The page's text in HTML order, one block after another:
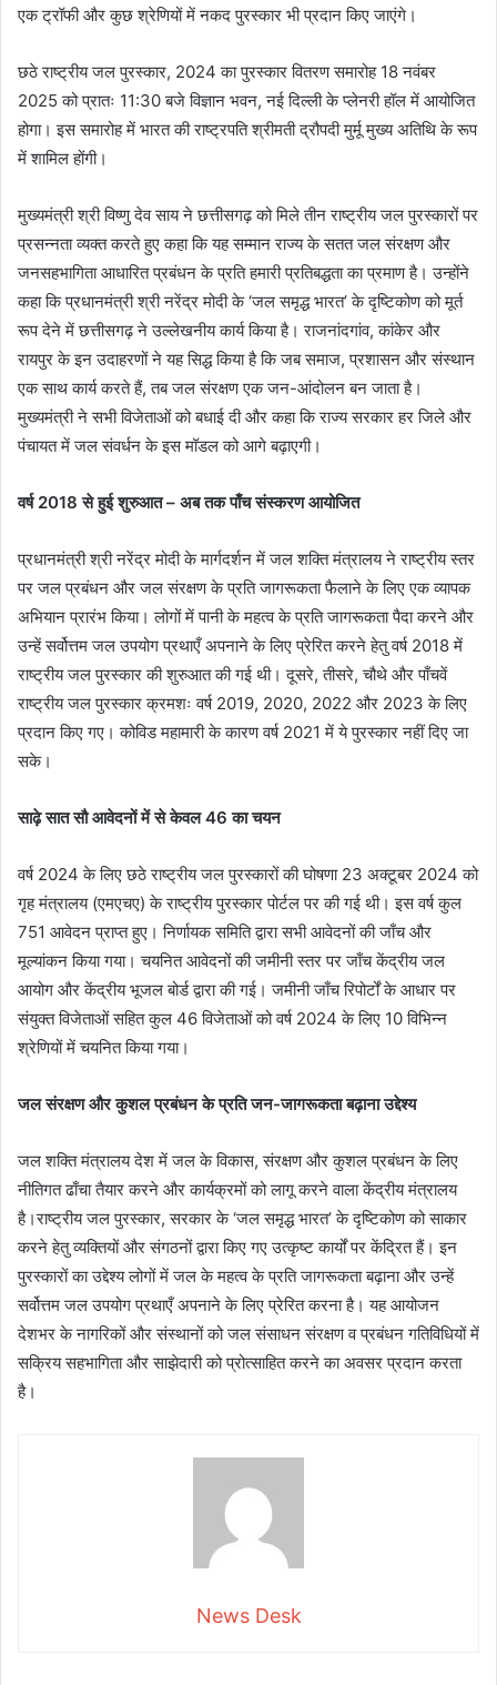
एक ट्रॉफी और कुछ श्रेणियों में नकद पुरस्कार भी प्रदान किए जाएंगे।
छठे राष्ट्रीय जल पुरस्कार, 2024 का पुरस्कार वितरण समारोह 18 नवंबर
2025 को प्रातः 11:30 बजे विज्ञान भवन, नई दिल्ली के प्लेनरी हॉल में आयोजित
होगा। इस समारोह में भारत की राष्ट्रपति श्रीमती द्रौपदी मुर्मू मुख्य अतिथि के रूप
में शामिल होंगी।
मुख्यमंत्री श्री विष्णु देव साय ने छत्तीसगढ़ को मिले तीन राष्ट्रीय जल पुरस्कारों पर
प्रसन्नता व्यक्त करते हुए कहा कि यह सम्मान राज्य के सतत जल संरक्षण और
जनसहभागिता आधारित प्रबंधन के प्रति हमारी प्रतिबद्धता का प्रमाण है। उन्होंने
कहा कि प्रधानमंत्री श्री नरेंद्र मोदी के ‘जल समृद्ध भारत’ के दृष्टिकोण को मूर्त
रूप देने में छत्तीसगढ़ ने उल्लेखनीय कार्य किया है। राजनांदगांव, कांकेर और
रायपुर के इन उदाहरणों ने यह सिद्ध किया है कि जब समाज, प्रशासन और संस्थान
एक साथ कार्य करते हैं, तब जल संरक्षण एक जन-आंदोलन बन जाता है।
मुख्यमंत्री ने सभी विजेताओं को बधाई दी और कहा कि राज्य सरकार हर जिले और
पंचायत में जल संवर्धन के इस मॉडल को आगे बढ़ाएगी।
वर्ष 2018 से हुई शुरुआत – अब तक पाँच संस्करण आयोजित
प्रधानमंत्री श्री नरेंद्र मोदी के मार्गदर्शन में जल शक्ति मंत्रालय ने राष्ट्रीय स्तर
पर जल प्रबंधन और जल संरक्षण के प्रति जागरूकता फैलाने के लिए एक व्यापक
अभियान प्रारंभ किया। लोगों में पानी के महत्व के प्रति जागरूकता पैदा करने और
उन्हें सर्वोत्तम जल उपयोग प्रथाएँ अपनाने के लिए प्रेरित करने हेतु वर्ष 2018 में
राष्ट्रीय जल पुरस्कार की शुरुआत की गई थी। दूसरे, तीसरे, चौथे और पाँचवें
राष्ट्रीय जल पुरस्कार क्रमशः वर्ष 2019, 2020, 2022 और 2023 के लिए
प्रदान किए गए। कोविड महामारी के कारण वर्ष 2021 में ये पुरस्कार नहीं दिए जा
सके।
साढ़े सात सौ आवेदनों में से केवल 46 का चयन
वर्ष 2024 के लिए छठे राष्ट्रीय जल पुरस्कारों की घोषणा 23 अक्टूबर 2024 को
गृह मंत्रालय (एमएचए) के राष्ट्रीय पुरस्कार पोर्टल पर की गई थी। इस वर्ष कुल
751 आवेदन प्राप्त हुए। निर्णायक समिति द्वारा सभी आवेदनों की जाँच और
मूल्यांकन किया गया। चयनित आवेदनों की जमीनी स्तर पर जाँच केंद्रीय जल
आयोग और केंद्रीय भूजल बोर्ड द्वारा की गई। जमीनी जाँच रिपोर्टों के आधार पर
संयुक्त विजेताओं सहित कुल 46 विजेताओं को वर्ष 2024 के लिए 10 विभिन्न
श्रेणियों में चयनित किया गया।
जल संरक्षण और कुशल प्रबंधन के प्रति जन-जागरूकता बढ़ाना उद्देश्य
जल शक्ति मंत्रालय देश में जल के विकास, संरक्षण और कुशल प्रबंधन के लिए
नीतिगत ढाँचा तैयार करने और कार्यक्रमों को लागू करने वाला केंद्रीय मंत्रालय
है।राष्ट्रीय जल पुरस्कार, सरकार के ‘जल समृद्ध भारत’ के दृष्टिकोण को साकार
करने हेतु व्यक्तियों और संगठनों द्वारा किए गए उत्कृष्ट कार्यों पर केंद्रित हैं। इन
पुरस्कारों का उद्देश्य लोगों में जल के महत्व के प्रति जागरूकता बढ़ाना और उन्हें
सर्वोत्तम जल उपयोग प्रथाएँ अपनाने के लिए प्रेरित करना है। यह आयोजन
देशभर के नागरिकों और संस्थानों को जल संसाधन संरक्षण व प्रबंधन गतिविधियों में
सक्रिय सहभागिता और साझेदारी को प्रोत्साहित करने का अवसर प्रदान करता
है।
News Desk